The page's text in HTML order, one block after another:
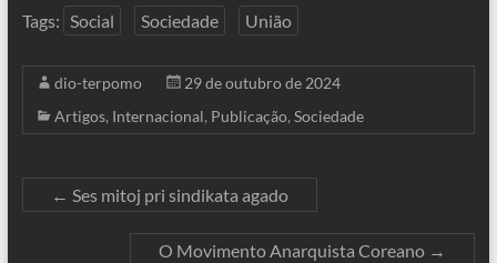
Tags: Social Sociedade União
dio-terpomo
29 de outubro de 2024
Artigos, Internacional, Publicação,Sociedade
← Ses mitoj pri sindikata agado
O Movimento Anarquista Coreano →